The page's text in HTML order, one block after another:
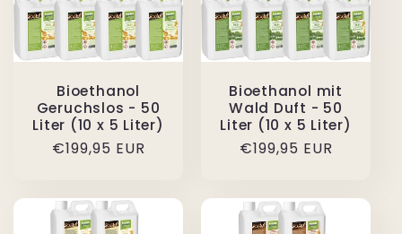
Bioethanol
Geruchslos - 50
Liter (10 x 5 Liter)
Normaler
€199,95 EUR
Bioethanol mit
Wald Duft - 50
Liter (10 x 5 Liter)
Normaler
€199,95 EUR